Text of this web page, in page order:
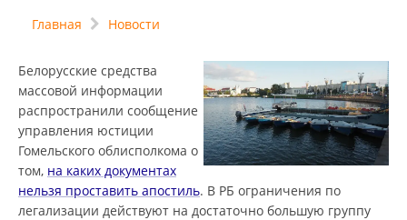
Главная Новости
Белорусские средства
массовой информации
распространили сообщение
управления юстиции
Гомельского облисполкома о
том, на каких документах
нельзя проставить апостиль. В РБ ограничения по
легализации действуют на достаточно большую группу